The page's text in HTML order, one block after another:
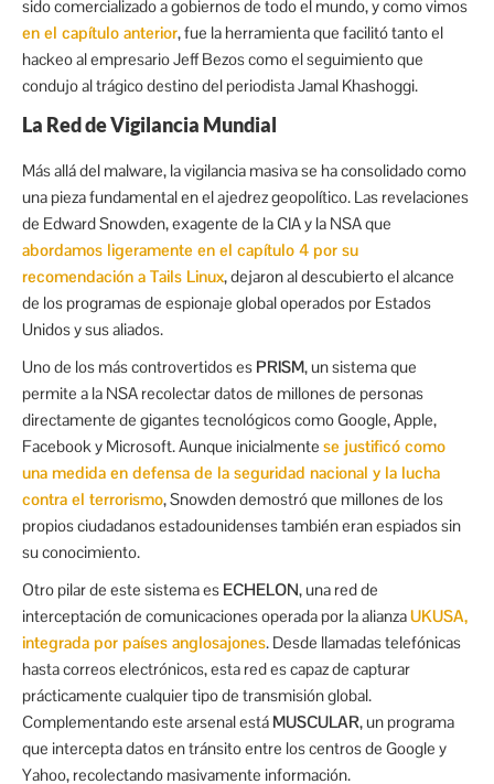
sido comercializado a gobiernos de todo el mundo, y como vimos
en el capítulo anterior, fue la herramienta que facilitó tanto el
hackeo al empresario Jeff Bezos como el seguimiento que
condujo al trágico destino del periodista Jamal Khashoggi.
La Red de Vigilancia Mundial
Más allá del malware, la vigilancia masiva se ha consolidado como
una pieza fundamental en el ajedrez geopolítico. Las revelaciones
de Edward Snowden, exagente de la CIA y la NSA que
abordamos ligeramente en el capítulo 4 por su
recomendación a Tails Linux, dejaron al descubierto el alcance
de los programas de espionaje global operados por Estados
Unidos y sus aliados.
Uno de los más controvertidos es PRISM, un sistema que
permite a la NSA recolectar datos de millones de personas
directamente de gigantes tecnológicos como Google, Apple,
Facebook y Microsoft. Aunque inicialmente se justificó como
una medida en defensa de la seguridad nacional y la lucha
contra el terrorismo, Snowden demostró que millones de los
propios ciudadanos estadounidenses también eran espiados sin
su conocimiento.
Otro pilar de este sistema es ECHELON, una red de
interceptación de comunicaciones operada por la alianzaUKUSA,
integrada por países anglosajones. Desde llamadas telefónicas
hasta correos electrónicos, esta red es capaz de capturar
prácticamente cualquier tipo de transmisión global.
Complementando este arsenal está MUSCULAR, un programa
que intercepta datos en tránsito entre los centros de Google y
Yahoo, recolectando masivamente información.